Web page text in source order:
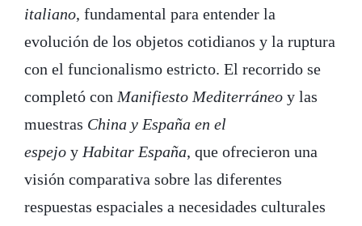
italiano, fundamental para entender la
evolución de los objetos cotidianos y la ruptura
con el funcionalismo estricto. El recorrido se
completó con Manifiesto Mediterráneo y las
muestras China y España en el
espejo y Habitar España, que ofrecieron una
visión comparativa sobre las diferentes
respuestas espaciales a necesidades culturales